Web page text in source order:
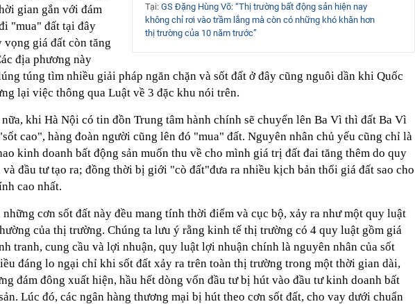
Tại: GS Đặng Hùng Võ: “Thị trường bất động sản hiện nay
không chỉ rơi vào trầm lắng mà còn có những khó khăn hơn
thị trường của 10 năm trước”
gian gắn với đám
"mua" đất tại đây
vọng giá đất còn tăng
địa phương này
túng tìm nhiều giải pháp ngăn chặn và sốt đất ở đây cũng nguôi dần khi Quốc
lại việc thông qua Luật về 3 đặc khu nói trên.
khi Hà Nội có tin đồn Trung tâm hành chính sẽ chuyển lên Ba Vì thì đất Ba Vì
cao", hàng đoàn người cũng lên đó "mua" đất. Nguyên nhân chủ yếu cũng chỉ là
kinh doanh bất động sản muốn thu về cho mình giá trị đất đai tăng thêm do quy
và đầu tư tạo ra; đồng thời bị giới "cò đất"đưa ra nhiều kịch bản thổi giá đất sao cho
cao nhất.
những cơn sốt đất này đều mang tính thời điểm và cục bộ, xảy ra như một quy luật
của thị trường. Chúng ta lưu ý rằng kinh tế thị trường có 4 quy luật gồm giá
tranh, cung cầu và lợi nhuận, quy luật lợi nhuận chính là nguyên nhân của sốt
đáng lo ngại chỉ khi sốt đất xảy ra trên toàn thị trường trong một thời gian dài,
đám đông xuất hiện, hầu hết dòng vốn đầu tư bị hút vào đầu tư kinh doanh bất
Lúc đó, các ngân hàng thương mại bị hút theo cơn sốt đất, cho vay dưới chuẩn